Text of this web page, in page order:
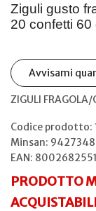
Ziguli gusto
20 confetti 60
Avvisami
ZIGULI
Codice prodotto:
Minsan:
EAN:
PRODOTTO